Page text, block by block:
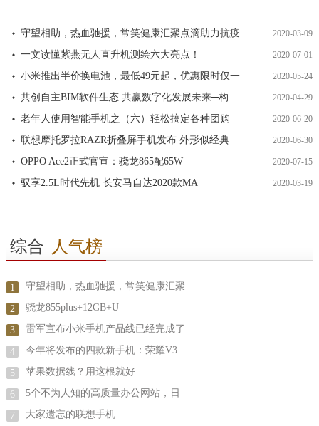
守望相助，热血驰援，常笑健康汇聚点滴助力抗疫 2020-03-09
一文读懂紫燕无人直升机测绘六大亮点！ 2020-07-01
小米推出半价换电池，最低49元起，优惠限时仅一 2020-05-24
共创自主BIM软件生态 共赢数字化发展未来─构 2020-04-29
老年人使用智能手机之（六）轻松搞定各种团购 2020-06-20
联想摩托罗拉RAZR折叠屏手机发布 外形似经典 2020-06-30
OPPO Ace2正式官宣：骁龙865配65W 2020-07-15
驭享2.5L时代先机 长安马自达2020款MA 2020-03-19
综合 人气榜
1 守望相助，热血驰援，常笑健康汇聚
2 骁龙855plus+12GB+U
3 雷军宣布小米手机产品线已经完成了
4 今年将发布的四款新手机：荣耀V3
5 苹果数据线？用这根就好
6 5个不为人知的高质量办公网站，日
7 大家遗忘的联想手机